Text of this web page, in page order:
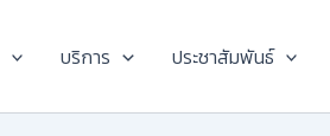
บริการ ประชาสัมพันธ์